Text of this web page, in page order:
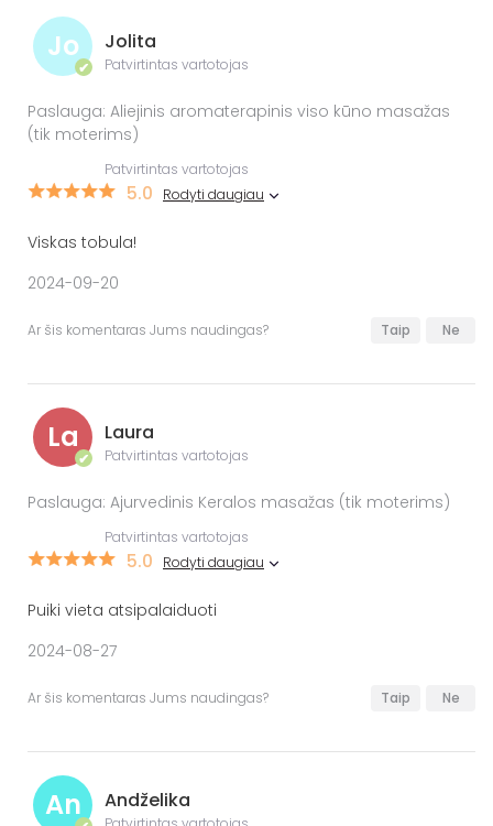
Jo
✔
Jolita
Patvirtintas vartotojas
Paslauga: Aliejinis aromaterapinis viso kūno masažas
(tik moterims)
Patvirtintas vartotojas
5.0 Rodyti daugiau
Viskas tobula!
2024-09-20
Ar šis komentaras Jums naudingas? Taip Ne
La
✔
Laura
Patvirtintas vartotojas
Paslauga: Ajurvedinis Keralos masažas (tik moterims)
Patvirtintas vartotojas
5.0 Rodyti daugiau
Puiki vieta atsipalaiduoti
2024-08-27
Ar šis komentaras Jums naudingas? Taip Ne
An Andželika